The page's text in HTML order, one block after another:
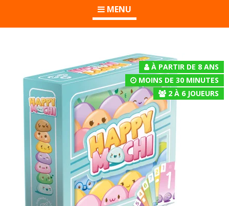
MENU
À PARTIR DE 8 ANS
MOINS DE 30 MINUTES
2 À 6 JOUEURS